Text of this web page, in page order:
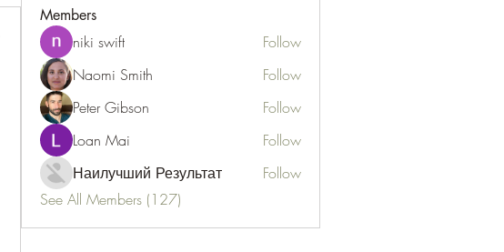
Members
niki swift
Follow
Naomi Smith
Follow
Peter Gibson
Follow
Loan Mai
Follow
Наилучший Результат
Follow
See All Members (127)